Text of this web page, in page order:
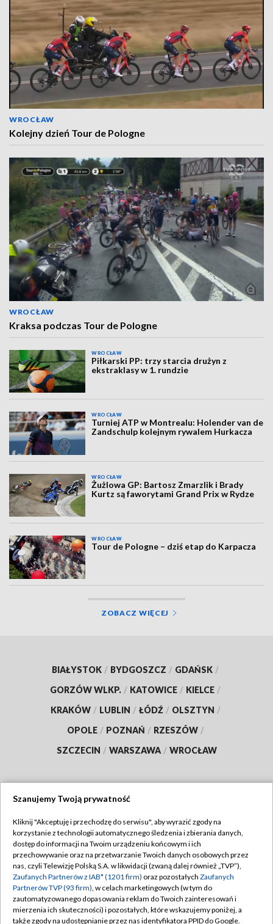
WROCŁAW
Kolejny dzień Tour de Pologne
WROCŁAW
Kraksa podczas Tour de Pologne
WROCŁAW
Piłkarski PP: trzy starcia drużyn z
ekstraklasy w 1. rundzie
WROCŁAW
Turniej ATP w Montrealu: Holender van de
Zandschulp kolejnym rywalem Hurkacza
WROCŁAW
Żużlowa GP: Bartosz Zmarzlik i Brady
Kurtz są faworytami Grand Prix w Rydze
WROCŁAW
Tour de Pologne – dziś etap do Karpacza
ZOBACZ WIĘCEJ
BIAŁYSTOK / BYDGOSZCZ / GDAŃSK /
GORZÓW WLKP. / KATOWICE / KIELCE /
KRAKÓW / LUBLIN / ŁÓDŹ / OLSZTYN /
OPOLE / POZNAŃ / RZESZÓW /
SZCZECIN / WARSZAWA / WROCŁAW
TVP
Abonament TVP
Emisja w TVP
Centrum informacji TVP
Naziemna Telewizja Cyfrowa
Regulamin TVP
Polityka prywatności
Moje zgody
Pomoc
Szanujemy Twoją prywatność
Kliknij "Akceptuję i przechodzę do serwisu", aby wyrazić zgody na
korzystanie z technologii automatycznego śledzenia i zbierania danych,
dostęp do informacji na Twoim urządzeniu końcowym i ich
przechowywanie oraz na przetwarzanie Twoich danych osobowych przez
nas, czyli Telewizję Polską S.A. w likwidacji (zwaną dalej również „TVP”),
Zaufanych Partnerów z IAB* (1201 firm) oraz pozostałych Zaufanych
Partnerów TVP (93 firm), w celach marketingowych (w tym do
zautomatyzowanego dopasowania reklam do Twoich zainteresowań i
mierzenia ich skuteczności) i pozostałych, które wskazujemy poniżej, a
także zgody na udostępnianie przez nas identyfikatora PPID do Google.